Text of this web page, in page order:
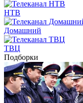
НТВ
Домашний
ТВЦ
Подборки